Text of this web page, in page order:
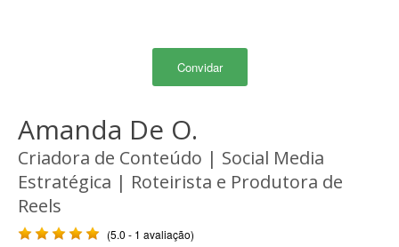
Convidar
Amanda De O.
Criadora de Conteúdo | Social Media
Estratégica | Roteirista e Produtora de
Reels
(5.0 - 1 avaliação)